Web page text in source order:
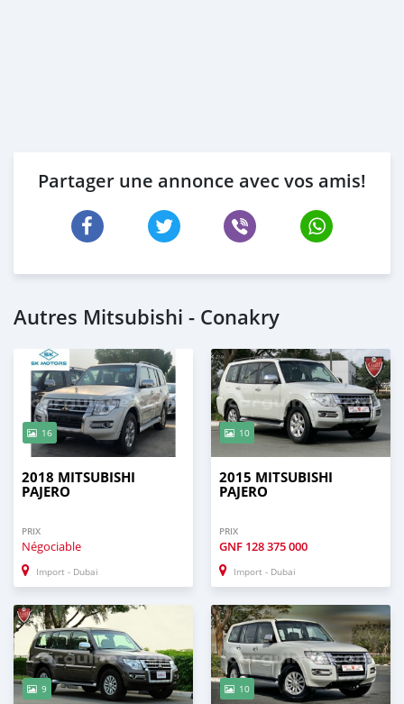
Partager une annonce avec vos amis!
Autres Mitsubishi - Conakry
16
2018 MITSUBISHI
PAJERO
PRIX
Négociable
Import - Dubai
10
2015 MITSUBISHI
PAJERO
PRIX
GNF 128 375 000
Import - Dubai
9 10